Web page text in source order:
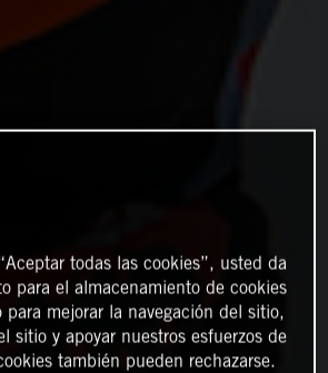
todas las cookies”, usted da
para el almacenamiento de cookies
para mejorar la navegación del sitio,
sitio y apoyar nuestros esfuerzos de
también pueden rechazarse.